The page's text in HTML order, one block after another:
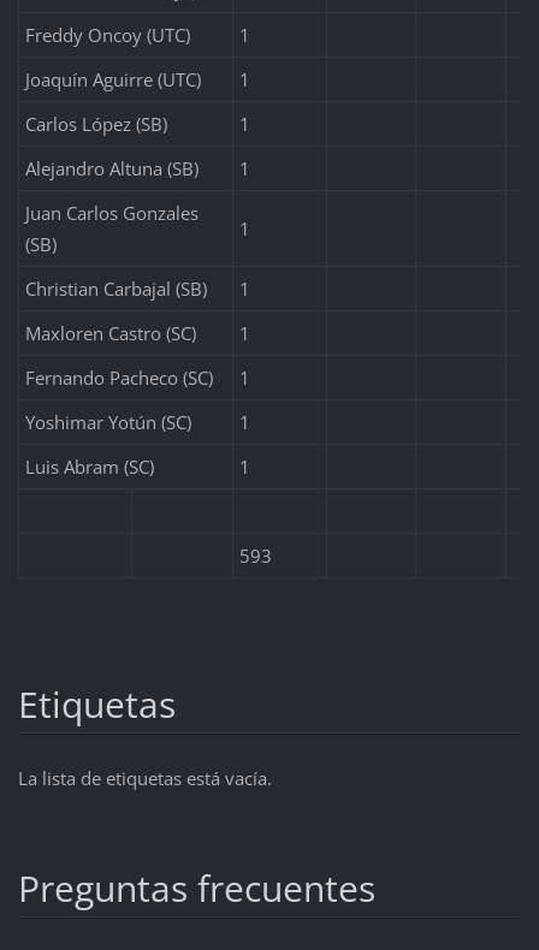
Freddy Oncoy (UTC)
1
Joaquín Aguirre (UTC)
1
Carlos López (SB)
1
Alejandro Altuna (SB)
1
Juan Carlos Gonzales
(SB)
1
Christian Carbajal (SB)
1
Maxloren Castro (SC)
1
Fernando Pacheco (SC)
1
Yoshimar Yotún (SC)
1
Luis Abram (SC)
1
593
Etiquetas
La lista de etiquetas está vacía.
Preguntas frecuentes